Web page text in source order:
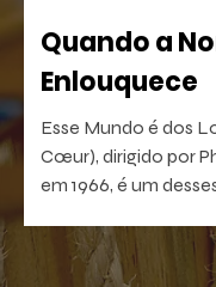
Quando a
Enlouquece
Esse Mundo é dos
Cœur), dirigido por
em 1966, é um
devastadora no que
que, quanto mais